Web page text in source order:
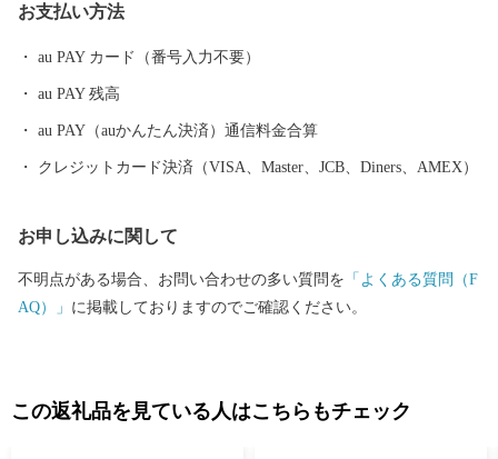
合わせ 鶴岡市総務部総務課 ふるさと納税担当（平日8時30分~17
問い合わせ 株式会社チャンピオン(管理業務受託事業者) 営業時間
【平日】10:00〜18:00 ※土日祝祭日はお休みをいただいておりま
す。 TEL: 0120-153-012 E-mail：3012_turuoka@champion.co.jp
お支払い方法
au PAY カード（番号入力不要）
au PAY 残高
au PAY（auかんたん決済）通信料金合算
クレジットカード決済（VISA、Master、JCB、Diners、AMEX）
お申し込みに関して
不明点がある場合、お問い合わせの多い質問を 「よくある質問（F
AQ）」 に掲載しておりますのでご確認ください。
この返礼品を見ている人はこちらもチェック